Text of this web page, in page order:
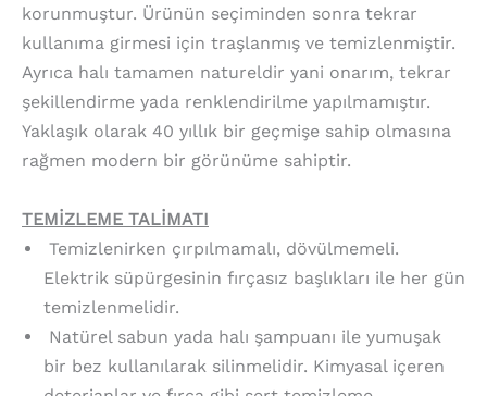
korunmuştur. Ürünün seçiminden sonra tekrar
kullanıma girmesi için traşlanmış ve temizlenmiştir.
Ayrıca halı tamamen natureldir yani onarım, tekrar
şekillendirme yada renklendirilme yapılmamıştır.
Yaklaşık olarak 40 yıllık bir geçmişe sahip olmasına
rağmen modern bir görünüme sahiptir.
TEMİZLEME TALİMATI
Temizlenirken çırpılmamalı, dövülmemeli.
Elektrik süpürgesinin fırçasız başlıkları ile her gün
temizlenmelidir.
Natürel sabun yada halı şampuanı ile yumuşak
bir bez kullanılarak silinmelidir. Kimyasal içeren